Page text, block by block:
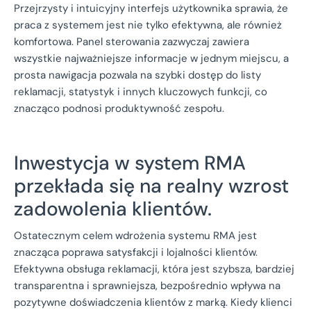
Przejrzysty i intuicyjny interfejs użytkownika sprawia, że
praca z systemem jest nie tylko efektywna, ale również
komfortowa. Panel sterowania zazwyczaj zawiera
wszystkie najważniejsze informacje w jednym miejscu, a
prosta nawigacja pozwala na szybki dostęp do listy
reklamacji, statystyk i innych kluczowych funkcji, co
znacząco podnosi produktywność zespołu.
Inwestycja w system RMA
przekłada się na realny wzrost
zadowolenia klientów.
Ostatecznym celem wdrożenia systemu RMA jest
znacząca poprawa satysfakcji i lojalności klientów.
Efektywna obsługa reklamacji, która jest szybsza, bardziej
transparentna i sprawniejsza, bezpośrednio wpływa na
pozytywne doświadczenia klientów z marką. Kiedy klienci